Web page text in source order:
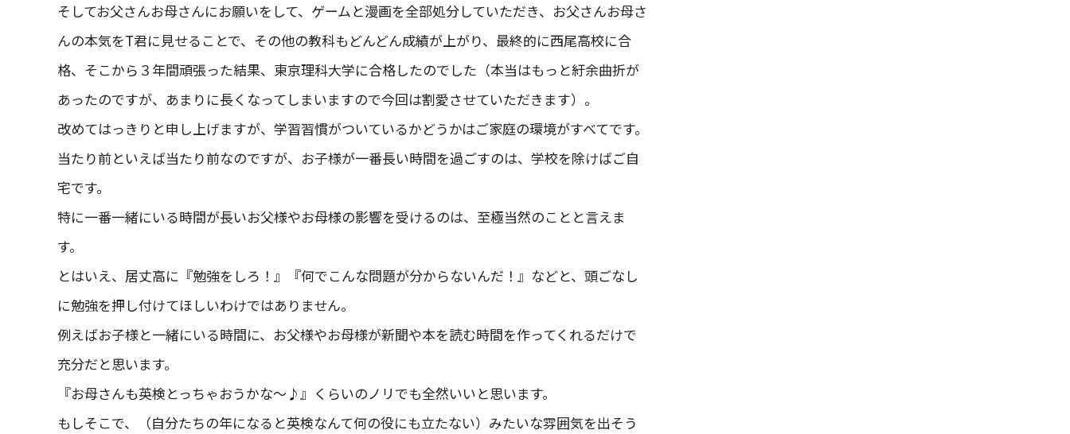
そしてお父さんお母さんにお願いをして、ゲームと漫画を全部処分していただき、お父さんお母さ
んの本気をT君に見せることで、その他の教科もどんどん成績が上がり、最終的に西尾高校に合
格、そこから３年間頑張った結果、東京理科大学に合格したのでした（本当はもっと紆余曲折が
あったのですが、あまりに長くなってしまいますので今回は割愛させていただきます）。
改めてはっきりと申し上げますが、学習習慣がついているかどうかはご家庭の環境がすべてです。
当たり前といえば当たり前なのですが、お子様が一番長い時間を過ごすのは、学校を除けばご自
宅です。
特に一番一緒にいる時間が長いお父様やお母様の影響を受けるのは、至極当然のことと言えま
す。
とはいえ、居丈高に『勉強をしろ！』『何でこんな問題が分からないんだ！』などと、頭ごなし
に勉強を押し付けてほしいわけではありません。
例えばお子様と一緒にいる時間に、お父様やお母様が新聞や本を読む時間を作ってくれるだけで
充分だと思います。
『お母さんも英検とっちゃおうかな～♪』くらいのノリでも全然いいと思います。
もしそこで、（自分たちの年になると英検なんて何の役にも立たない）みたいな雰囲気を出そう